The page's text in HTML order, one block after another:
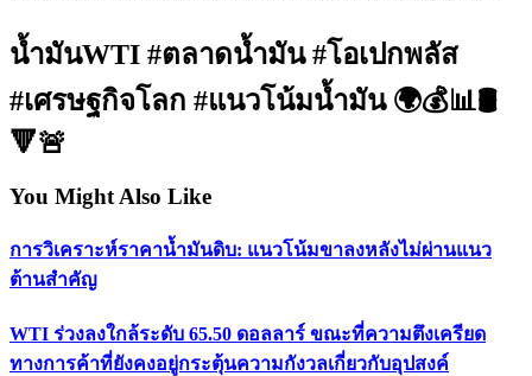
น้ำมันWTI #ตลาดน้ำมัน #โอเปกพลัส
#เศรษฐกิจโลก #แนวโน้มน้ำมัน 🌍💰📊🛢️
🔻🚨
You Might Also Like
การวิเคราะห์ราคาน้ำมันดิบ: แนวโน้มขาลงหลังไม่ผ่านแนว
ต้านสำคัญ
WTI ร่วงลงใกล้ระดับ 65.50 ดอลลาร์ ขณะที่ความตึงเครียด
ทางการค้าที่ยังคงอยู่กระตุ้นความกังวลเกี่ยวกับอุปสงค์